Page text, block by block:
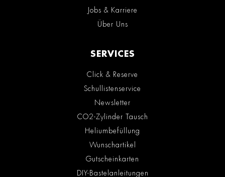
Jobs & Karriere
Über Uns
SERVICES
Click & Reserve
Schullistenservice
Newsletter
CO2-Zylinder Tausch
Heliumbefüllung
Wunschartikel
Gutscheinkarten
DIY-Bastelanleitungen